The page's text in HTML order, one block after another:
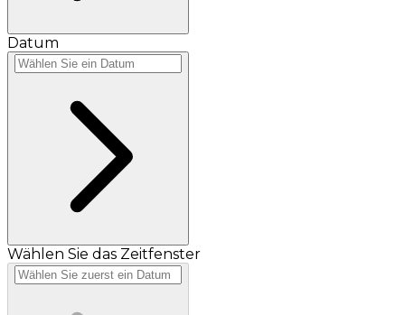
Datum
Wählen Sie das Zeitfenster